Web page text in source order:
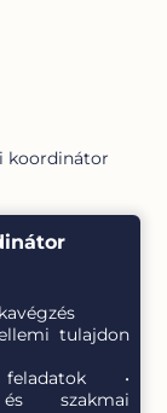
koordinátor
tulajdon
feladatok •
szakmai